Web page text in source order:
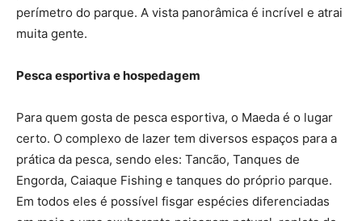
perímetro do parque. A vista panorâmica é incrível e atrai
muita gente.
Pesca esportiva e hospedagem
Para quem gosta de pesca esportiva, o Maeda é o lugar
certo. O complexo de lazer tem diversos espaços para a
prática da pesca, sendo eles: Tancão, Tanques de
Engorda, Caiaque Fishing e tanques do próprio parque.
Em todos eles é possível fisgar espécies diferenciadas